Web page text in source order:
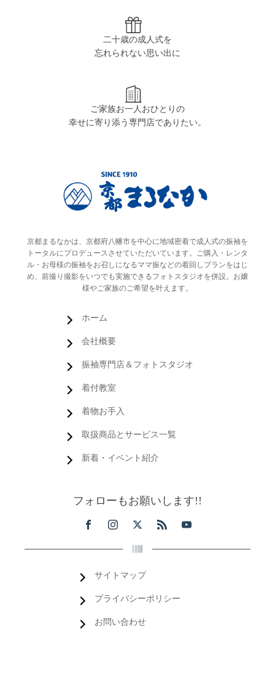
二十歳の成人式を
忘れられない思い出に
ご家族お一人おひとりの
幸せに寄り添う専門店でありたい。
京都まるなかは、京都府八幡市を中心に地域密着で成人式の振袖を
トータルにプロデュースさせていただいています。ご購入・レンタ
ル・お母様の振袖をお召しになるママ振などの着回しプランをはじ
め、前撮り撮影をいつでも実施できるフォトスタジオを併設。お嬢
様やご家族のご希望を叶えます。
ホーム
会社概要
振袖専門店＆フォトスタジオ
着付教室
着物お手入
取扱商品とサービス一覧
新着・イベント紹介
フォローもお願いします!!
サイトマップ
プライバシーポリシー
お問い合わせ